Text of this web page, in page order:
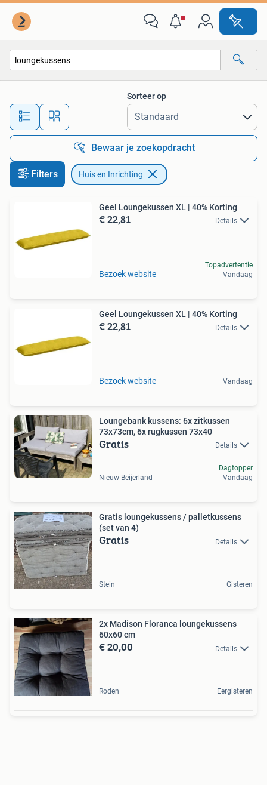
Alle afstanden…
Sorteer op
Bewaar je zoekopdracht
Filters Huis en Inrichting
Geel Loungekussen XL | 40% Korting
€ 22,81 Details
Bezoek website
Topadvertentie
Vandaag
Geel Loungekussen XL | 40% Korting
€ 22,81 Details
Bezoek website Vandaag
Loungebank kussens: 6x zitkussen
73x73cm, 6x rugkussen 73x40
Gratis Details
Nieuw-Beijerland
Dagtopper
Vandaag
Gratis loungekussens / palletkussens
(set van 4)
Gratis Details
Stein Gisteren
2x Madison Floranca loungekussens
60x60 cm
€ 20,00 Details
Roden Eergisteren